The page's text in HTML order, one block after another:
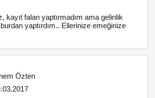
kayıt falan yaptırmadım ama gelinlik
yaptırdım.. Ellerinize emeğinize
Özten